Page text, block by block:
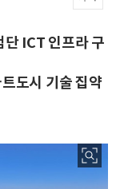
단 ICT 인프라 구
도시 기술 집약